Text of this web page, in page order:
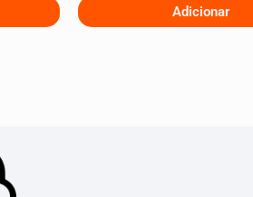
Adicionar